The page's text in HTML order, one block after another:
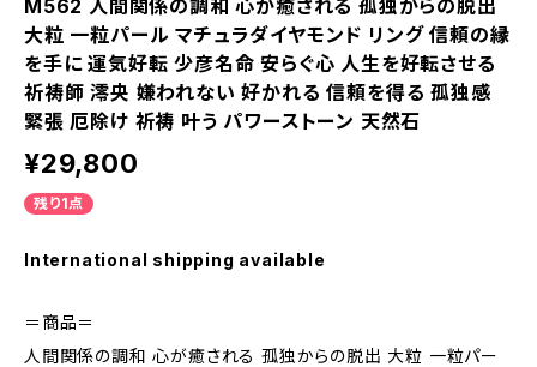
M562 人間関係の調和 心が癒される 孤独からの脱出
大粒 一粒パール マチュラダイヤモンド リング 信頼の縁
を手に 運気好転 少彦名命 安らぐ心 人生を好転させる
祈祷師 澪央 嫌われない 好かれる 信頼を得る 孤独感
緊張 厄除け 祈祷 叶う パワーストーン 天然石
¥29,800
残り1点
International shipping available
＝商品＝
人間関係の調和 心が癒される 孤独からの脱出 大粒 一粒パー